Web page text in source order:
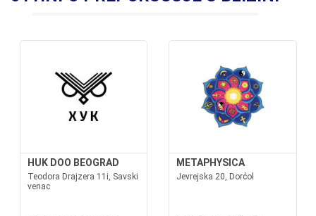
HUK DOO BEOGRAD
Teodora Drajzera 11i, Savski
venac
METAPHYSICA
Jevrejska 20, Dorćol